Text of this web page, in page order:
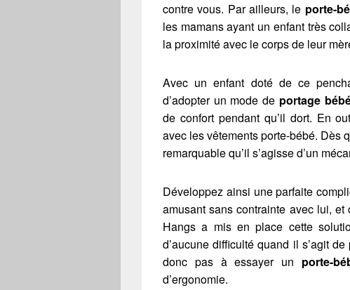
contre vous. Par ailleurs, le porte-
les mamans ayant un enfant très
la proximité avec le corps de leur
Avec un enfant doté de ce
d’adopter un mode de portage
de confort pendant qu’il dort. En
avec les vêtements porte-bébé. Dès
remarquable qu’il s’agisse d’un
Développez ainsi une parfaite
amusant sans contrainte avec lui,
Hangs a mis en place cette
d’aucune difficulté quand il s’agit
donc pas à essayer un porte-
d’ergonomie.